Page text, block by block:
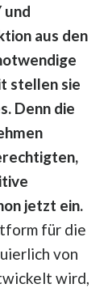
und
aus den
stellen sie
Denn die
jetzt ein.
für die
von
wird,